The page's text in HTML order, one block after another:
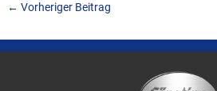
← Vorheriger Beitrag